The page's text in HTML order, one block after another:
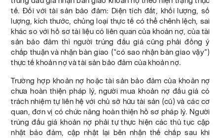
tế. Đối với tài sản bảo đảm: Diện tích đất, khối lượng, số
lượng, kích thước, chủng loại thực tế có thể chênh lệch, sai
khác so với hồ sơ tài liệu có liên quan của khoản nợ, của tài
sản bảo đảm thì người trúng đấu giá cũng phải đồng ý
chấp thuận và nhận bàn giao (“có sao nhận bàn giao vậy”)
thực tế khoản nợ và tài sản bảo đảm của khoản nợ.
Trường hợp khoản nợ hoặc tài sản bảo đảm của khoản nợ
chưa hoàn thiện pháp lý, người mua khoản nợ đấu giá có
trách nhiệm tự liên hệ với chủ sở hữu tài sản (cũ) và các cơ
quan, đơn vị có chức năng hoàn thiện hồ sơ pháp lý. Người
trúng đấu giá khoản nợ phải tự thực hiện các thủ tục cập
nhật bảo đảm, cập nhật lại bên nhận thế chấp sau khi